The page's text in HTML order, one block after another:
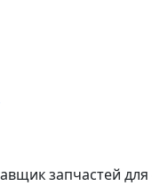
запчастей для